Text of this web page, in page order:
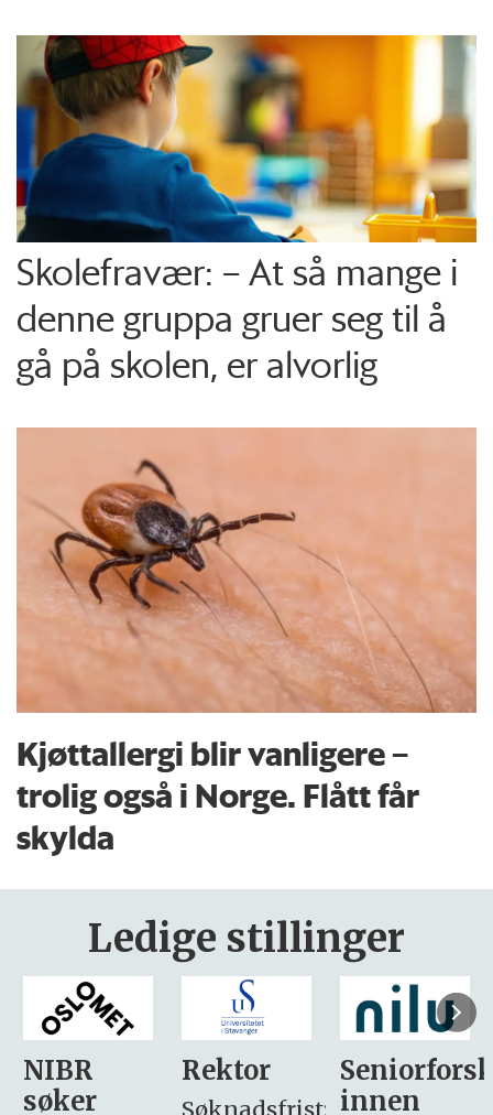
Skolefravær: – At så mange i
denne gruppa gruer seg til å
gå på skolen, er alvorlig
Kjøttallergi blir vanligere –
trolig også i Norge. Flått får
skylda
Ledige stillinger
Rektor
Søknadsfrist:
Seniorforsker
innen
søker